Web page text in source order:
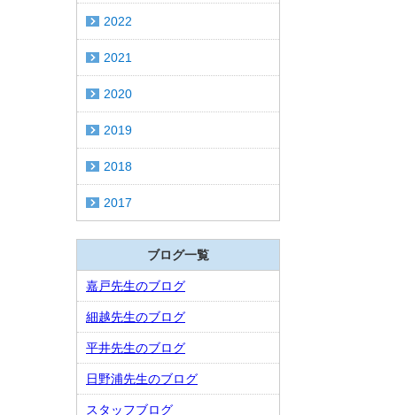
2022
2021
2020
2019
2018
2017
ブログ一覧
嘉戸先生のブログ
細越先生のブログ
平井先生のブログ
日野浦先生のブログ
スタッフブログ